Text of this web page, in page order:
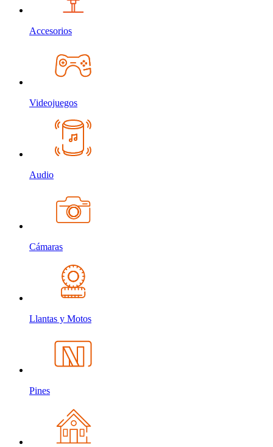
Accesorios
Videojuegos
Audio
Cámaras
Llantas y Motos
Pines